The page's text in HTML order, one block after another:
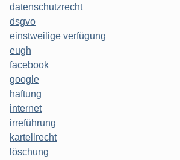
datenschutzrecht
dsgvo
einstweilige verfügung
eugh
facebook
google
haftung
internet
irreführung
kartellrecht
löschung